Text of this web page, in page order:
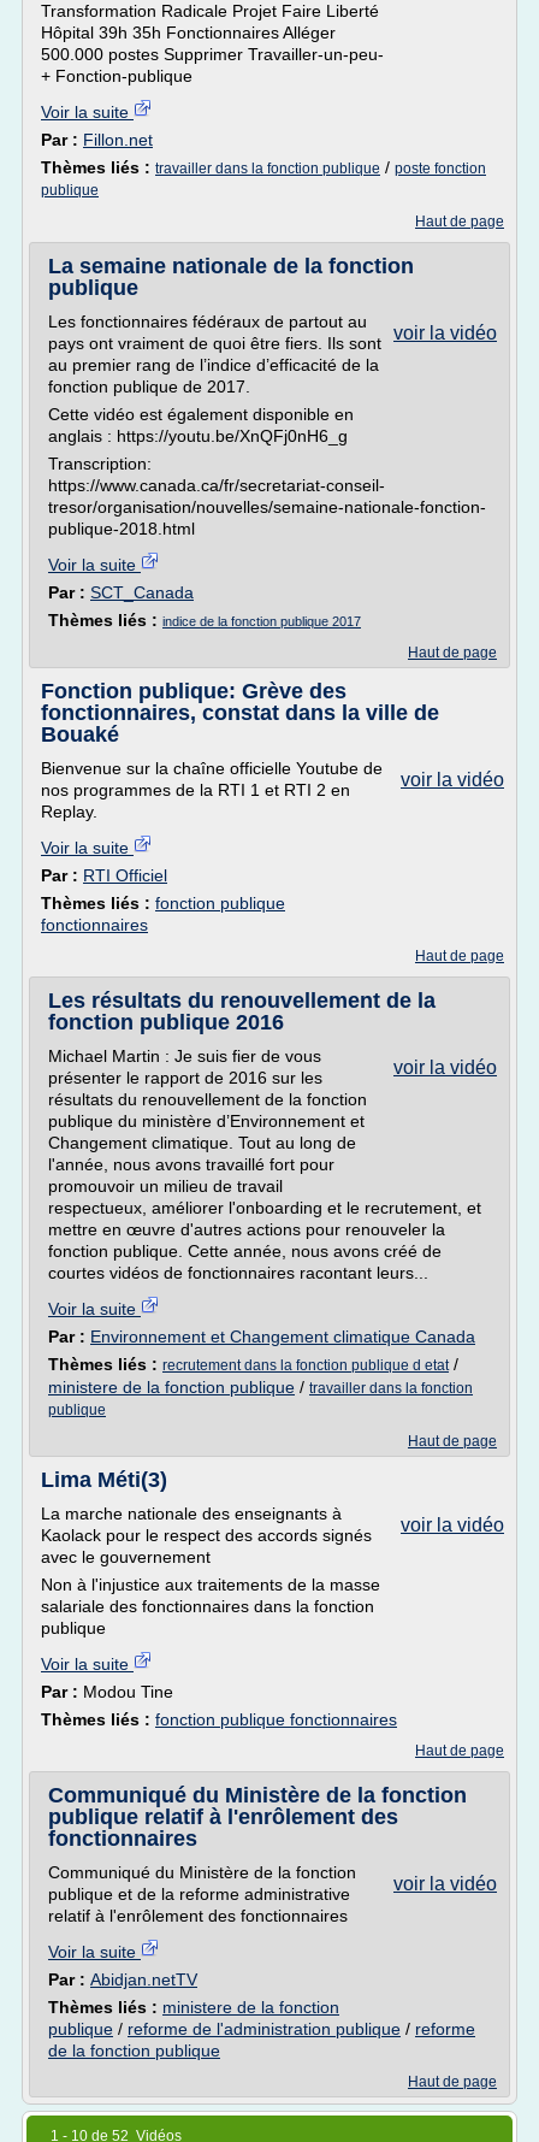
Transformation Radicale Projet Faire Liberté
Hôpital 39h 35h Fonctionnaires Alléger
500.000 postes Supprimer Travailler-un-peu-
+ Fonction-publique
Voir la suite
Par : Fillon.net
Thèmes liés : travailler dans la fonction publique / poste fonction
publique
Haut de page
La semaine nationale de la fonction
publique
voir la vidéo
Les fonctionnaires fédéraux de partout au
pays ont vraiment de quoi être fiers. Ils sont
au premier rang de l’indice d’efficacité de la
fonction publique de 2017.
Cette vidéo est également disponible en
anglais : https://youtu.be/XnQFj0nH6_g
Transcription:
https://www.canada.ca/fr/secretariat-conseil-
tresor/organisation/nouvelles/semaine-nationale-fonction-
publique-2018.html
Voir la suite
Par : SCT_Canada
Thèmes liés : indice de la fonction publique 2017
Haut de page
Fonction publique: Grève des
fonctionnaires, constat dans la ville de
Bouaké
voir la vidéo
Bienvenue sur la chaîne officielle Youtube de
nos programmes de la RTI 1 et RTI 2 en
Replay.
Voir la suite
Par : RTI Officiel
Thèmes liés : fonction publique
fonctionnaires
Haut de page
Les résultats du renouvellement de la
fonction publique 2016
voir la vidéo
Michael Martin : Je suis fier de vous
présenter le rapport de 2016 sur les
résultats du renouvellement de la fonction
publique du ministère d’Environnement et
Changement climatique. Tout au long de
l'année, nous avons travaillé fort pour
promouvoir un milieu de travail
respectueux, améliorer l'onboarding et le recrutement, et
mettre en œuvre d'autres actions pour renouveler la
fonction publique. Cette année, nous avons créé de
courtes vidéos de fonctionnaires racontant leurs...
Voir la suite
Par : Environnement et Changement climatique Canada
Thèmes liés : recrutement dans la fonction publique d etat/
ministere de la fonction publique / travailler dans la fonction
publique
Haut de page
Lima Méti(3)
voir la vidéo
La marche nationale des enseignants à
Kaolack pour le respect des accords signés
avec le gouvernement
Non à l'injustice aux traitements de la masse
salariale des fonctionnaires dans la fonction
publique
Voir la suite
Par : Modou Tine
Thèmes liés : fonction publique fonctionnaires
Haut de page
Communiqué du Ministère de la fonction
publique relatif à l'enrôlement des
fonctionnaires
voir la vidéo
Communiqué du Ministère de la fonction
publique et de la reforme administrative
relatif à l'enrôlement des fonctionnaires
Voir la suite
Par : Abidjan.netTV
Thèmes liés : ministere de la fonction
publique / reforme de l'administration publique / reforme
de la fonction publique
Haut de page
1 - 10 de 52 Vidéos